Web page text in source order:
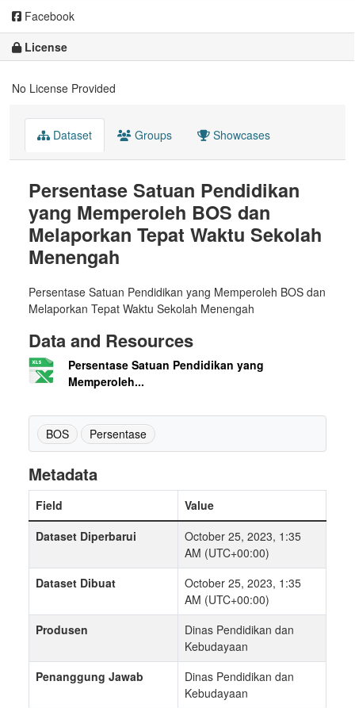
Facebook
License
No License Provided
Dataset Groups Showcases
Persentase Satuan Pendidikan
yang Memperoleh BOS dan
Melaporkan Tepat Waktu Sekolah
Menengah
Persentase Satuan Pendidikan yang Memperoleh BOS dan
Melaporkan Tepat Waktu Sekolah Menengah
Data and Resources
Persentase Satuan Pendidikan yang
Memperoleh...
BOS Persentase
Metadata
Field
Value
Dataset Diperbarui
October 25, 2023, 1:35
AM (UTC+00:00)
Dataset Dibuat
October 25, 2023, 1:35
AM (UTC+00:00)
Produsen
Dinas Pendidikan dan
Kebudayaan
Penanggung Jawab
Dinas Pendidikan dan
Kebudayaan